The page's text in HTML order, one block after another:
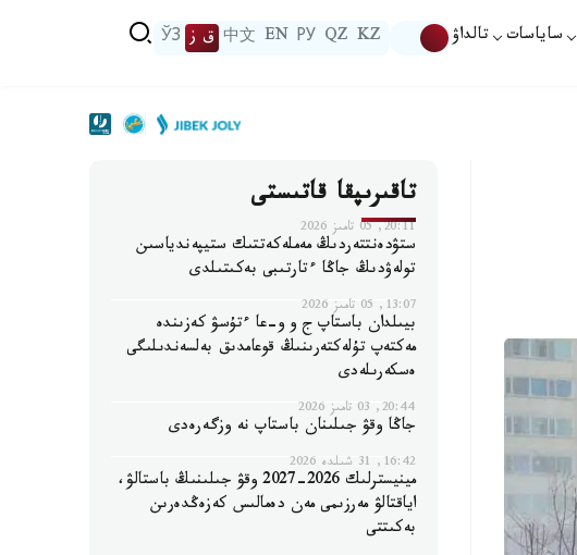
ساياسات تالداۋ KZ
QZ
РУ
EN
中文 ق ز ЎЗ
تاقىرىپقا قاتىستى
20:11, 05 تامىز 2026
ستۋدەنتتەردىڭ مەملەكەتتىك ستيپەندياسىن
تولەۋدىڭ جاڭا ءتارتىبى بەكىتىلدى
13:07, 05 تامىز 2026
بيىلدان باستاپ ج و و-عا ءتۇسۋ كەزىندە
مەكتەپ تۇلەكتەرىنىڭ قوعامدىق بەلسەندىلىگى
ەسكەرىلەدى
20:44, 03 تامىز 2026
جاڭا وقۋ جىلىنان باستاپ نە وزگەرەدى
16:42, 31 شىلدە 2026
مينيسترلىك 2026-2027 وقۋ جىلىنىڭ باستالۋ،
اياقتالۋ مەرزىمى مەن دەمالىس كەزەڭدەرىن
بەكىتتى